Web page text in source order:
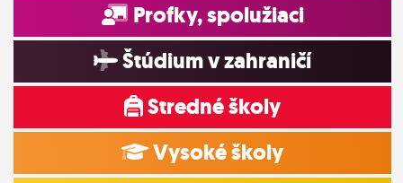
Profky, spolužiaci
Štúdium v zahraničí
Stredné školy
Vysoké školy